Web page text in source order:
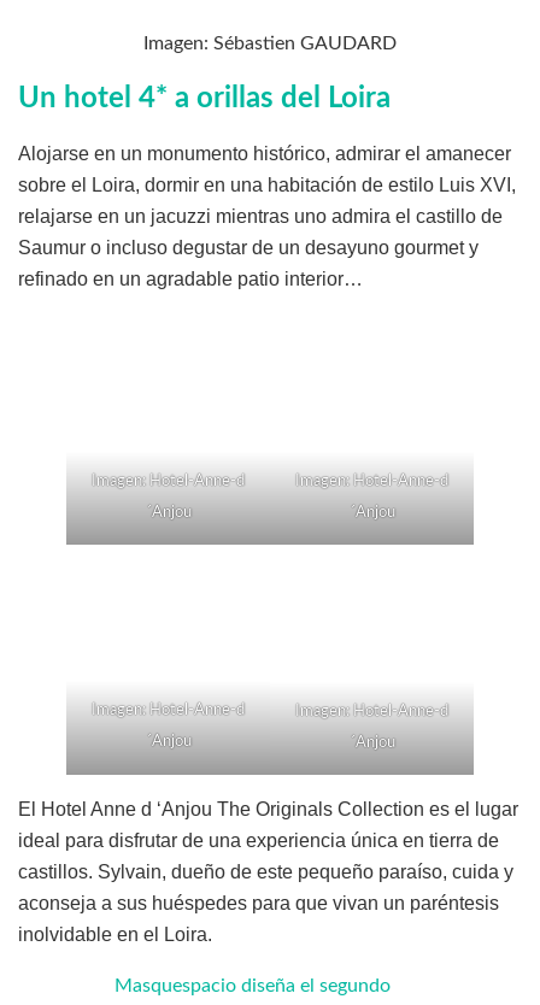
Imagen: Sébastien GAUDARD
Un hotel 4* a orillas del Loira
Alojarse en un monumento histórico, admirar el amanecer
sobre el Loira, dormir en una habitación de estilo Luis XVI,
relajarse en un jacuzzi mientras uno admira el castillo de
Saumur o incluso degustar de un desayuno gourmet y
refinado en un agradable patio interior…
Imagen: Hotel-Anne-d
´Anjou
Imagen: Hotel-Anne-d
´Anjou
Imagen: Hotel-Anne-d
´Anjou
Imagen: Hotel-Anne-d
´Anjou
El Hotel Anne d ‘Anjou The Originals Collection es el lugar
ideal para disfrutar de una experiencia única en tierra de
castillos. Sylvain, dueño de este pequeño paraíso, cuida y
aconseja a sus huéspedes para que vivan un paréntesis
inolvidable en el Loira.
Masquespacio diseña el segundo